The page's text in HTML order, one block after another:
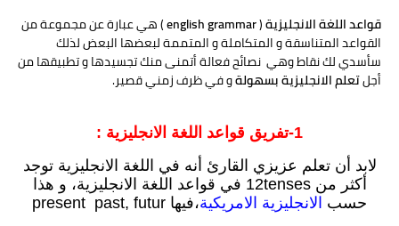
قواعد اللغة الانجليزية(
english grammar) هي عبارة عن مجموعة من
القواعد المتناسقة و المتكاملة و المتممة لبعضها البعض لذلك
سأسدي لك نقاط وهي نصائح فعالة أتمنى منك تجسيدها و تطبيقها من
أجلتعلم الانجليزية بسهولةو في ظرف زمني قصير.
1-تفريق قواعد اللغة الانجليزية :
لابد أن تعلم عزيزي القارئ أنه في اللغة الانجليزية توجد
أكثر من 12tenses في قواعد اللغة الانجليزية، و هذا
حسب الانجليزية الامريكية،فيها present past, futur